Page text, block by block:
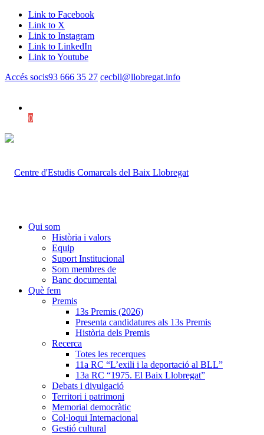
Link to Facebook
Link to X
Link to Instagram
Link to LinkedIn
Link to Youtube
Accés socis93 666 35 27 cecbll@llobregat.info
0
Qui som
Història i valors
Equip
Suport Institucional
Som membres de
Banc documental
Què fem
Premis
13s Premis (2026)
Presenta candidatures als 13s Premis
Història dels Premis
Recerca
Totes les recerques
11a RC “L’exili i la deportació al BLL”
13a RC “1975. El Baix Llobregat”
Debats i divulgació
Territori i patrimoni
Memorial democràtic
Col·loqui Internacional
Gestió cultural